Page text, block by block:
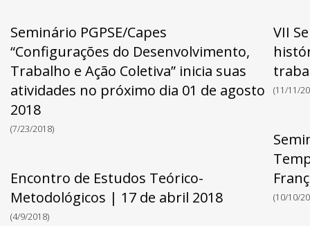
Seminário PGPSE/Capes
“Configurações do Desenvolvimento,
Trabalho e Ação Coletiva” inicia suas
atividades no próximo dia 01 de agosto
2018
(7/23/2018)
Encontro de Estudos Teórico-
Metodológicos | 17 de abril 2018
(4/9/2018)
VII
(11/11/
(10/10/